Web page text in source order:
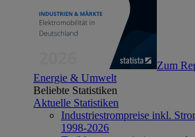
Zum
Energie & Umwelt
Beliebte Statistiken
Aktuelle Statistiken
Industriestrompreise inkl.
1998-2026